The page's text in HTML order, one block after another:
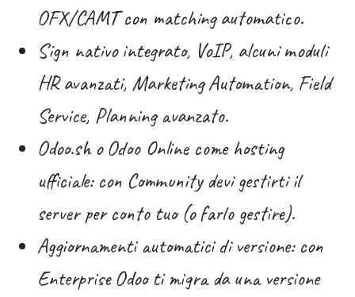
OFX/CAMT con matching automatico.
Sign nativo integrato, VoIP, alcuni moduli
HR avanzati, Marketing Automation, Field
Service, Planning avanzato.
Odoo.sh o Odoo Online come hosting
ufficiale: con Community devi gestirti il
server per conto tuo (o farlo gestire).
Aggiornamenti automatici di versione: con
Enterprise Odoo ti migra da una versione